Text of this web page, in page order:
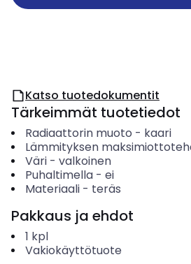
Katso tuotedokumentit
Tärkeimmät tuotetiedot
Radiaattorin muoto - kaari
Lämmityksen
Väri- valkoinen
Puhaltimella- ei
Materiaali- teräs
Pakkaus ja ehdot
1 kpl
Vakiokäyttötuote